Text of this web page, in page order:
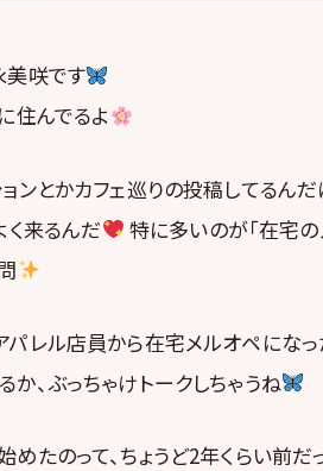
美咲です
住んでるよ
ンとかカフェ巡りの投稿してるん
く来るんだ
特に多いのが「在宅
パレル店員から在宅メルオペにな
、ぶっちゃけトークしちゃうね
めたのって、ちょうど2年くらい前